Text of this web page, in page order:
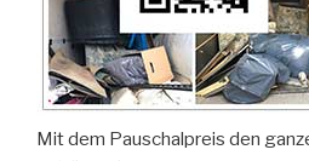
Mit dem Pauschalpreis den